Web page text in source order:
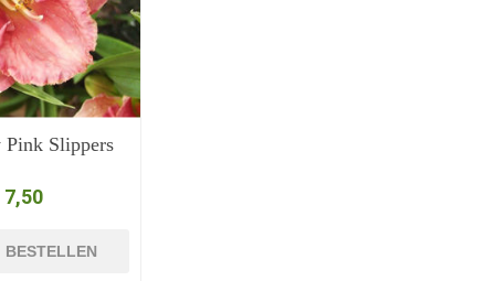
Pink Slippers
7,50
BESTELLEN